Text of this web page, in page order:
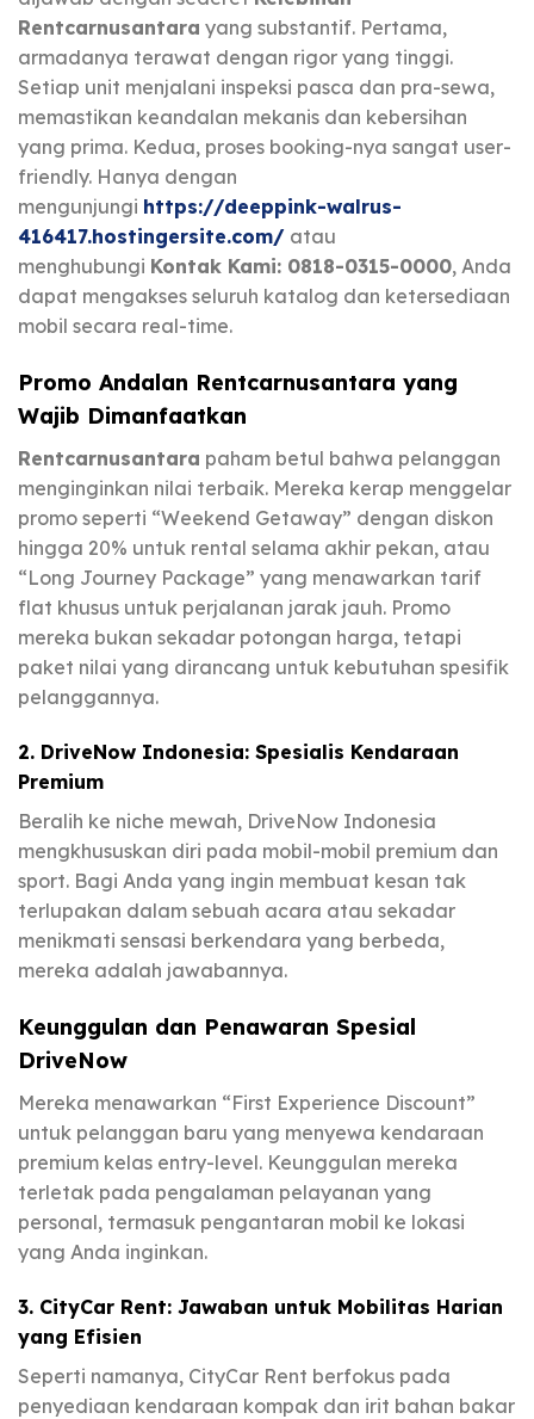
Rentcarnusantara yang substantif. Pertama,
armadanya terawat dengan rigor yang tinggi.
Setiap unit menjalani inspeksi pasca dan pra-sewa,
memastikan keandalan mekanis dan kebersihan
yang prima. Kedua, proses booking-nya sangat user-
friendly. Hanya dengan
mengunjungi https://deeppink-walrus-
416417.hostingersite.com/ atau
menghubungi Kontak Kami: 0818-0315-0000, Anda
dapat mengakses seluruh katalog dan ketersediaan
mobil secara real-time.
Promo Andalan Rentcarnusantara yang
Wajib Dimanfaatkan
Rentcarnusantara paham betul bahwa pelanggan
menginginkan nilai terbaik. Mereka kerap menggelar
promo seperti “Weekend Getaway” dengan diskon
hingga 20% untuk rental selama akhir pekan, atau
“Long Journey Package” yang menawarkan tarif
flat khusus untuk perjalanan jarak jauh. Promo
mereka bukan sekadar potongan harga, tetapi
paket nilai yang dirancang untuk kebutuhan spesifik
pelanggannya.
2. DriveNow Indonesia: Spesialis Kendaraan
Premium
Beralih ke niche mewah, DriveNow Indonesia
mengkhususkan diri pada mobil-mobil premium dan
sport. Bagi Anda yang ingin membuat kesan tak
terlupakan dalam sebuah acara atau sekadar
menikmati sensasi berkendara yang berbeda,
mereka adalah jawabannya.
Keunggulan dan Penawaran Spesial
DriveNow
Mereka menawarkan “First Experience Discount”
untuk pelanggan baru yang menyewa kendaraan
premium kelas entry-level. Keunggulan mereka
terletak pada pengalaman pelayanan yang
personal, termasuk pengantaran mobil ke lokasi
yang Anda inginkan.
3. CityCar Rent: Jawaban untuk Mobilitas Harian
yang Efisien
Seperti namanya, CityCar Rent berfokus pada
penyediaan kendaraan kompak dan irit bahan bakar